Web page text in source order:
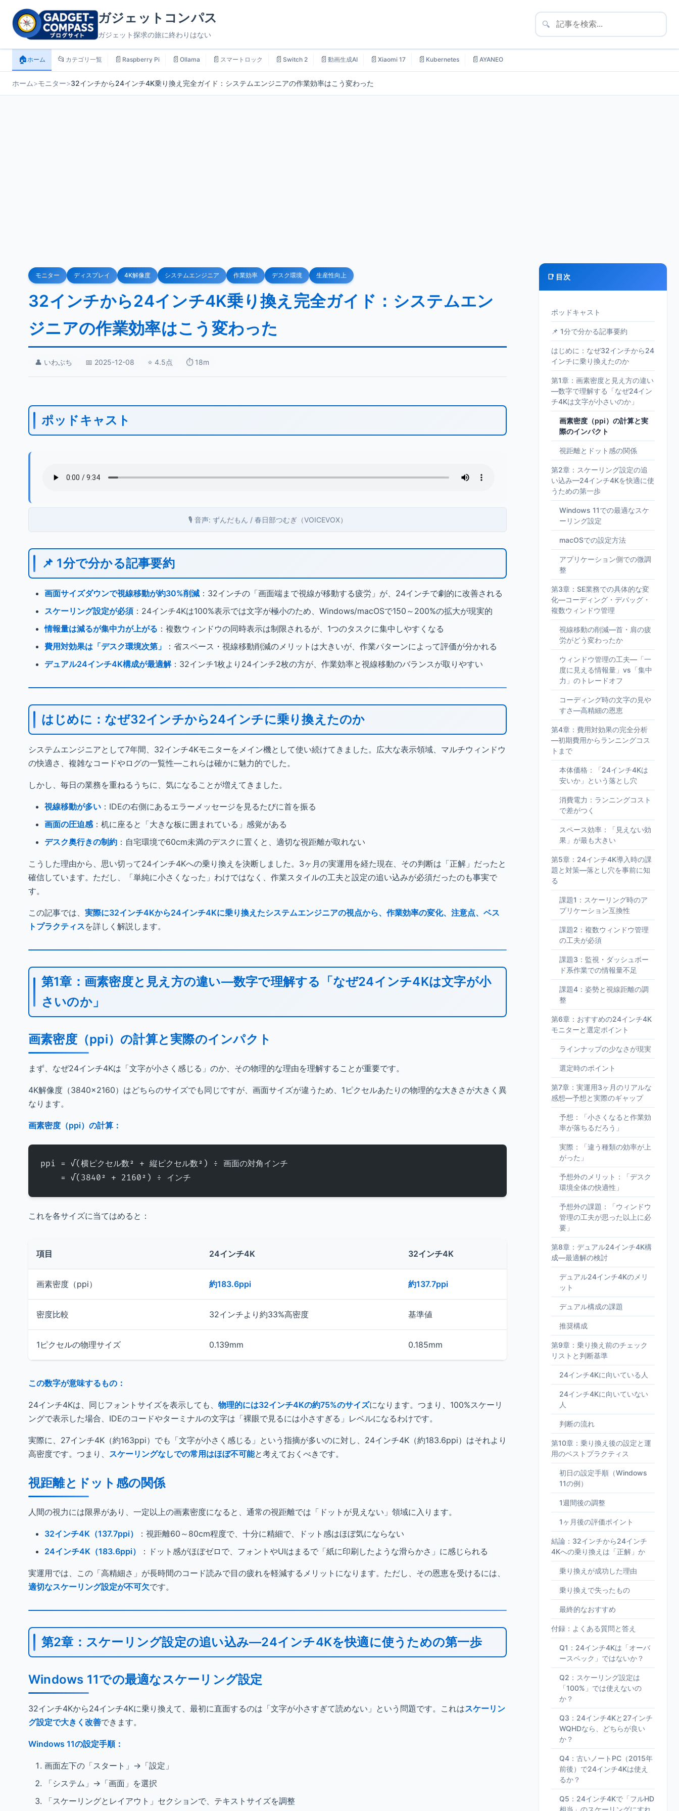
ガジェットコンパス
ガジェット探求の旅に終わりはない
🔍
🏠ホーム 📂 カテゴリ一覧 📄 Raspberry Pi 📄 Ollama 📄 スマートロック 📄 Switch 2 📄 動画生成AI 📄 Xiaomi 17 📄 Kubernetes 📄 AYANEO
ホーム>モニター>32インチから24インチ4K乗り換え完全ガイド：システムエンジニアの作業効率はこう変わった
モニター ディスプレイ 4K解像度 システムエンジニア 作業効率 デスク環境 生産性向上
32インチから24インチ4K乗り換え完全ガイド：システムエン
ジニアの作業効率はこう変わった
👤 いわぶち 📅 2025-12-08 ⭐ 4.5点 ⏱️ 18m
ポッドキャスト
🎙️ 音声: ずんだもん / 春日部つむぎ（VOICEVOX）
📌 1分で分かる記事要約
画面サイズダウンで視線移動が約30%削減 ：32インチの「画面端まで視線が移動する疲労」が、24インチで劇的に改善される
スケーリング設定が必須 ：24インチ4Kは100%表示では文字が極小のため、Windows/macOSで150～200%の拡大が現実的
情報量は減るが集中力が上がる ：複数ウィンドウの同時表示は制限されるが、1つのタスクに集中しやすくなる
費用対効果は「デスク環境次第」
：省スペース・視線移動削減のメリットは大きいが、作業パターンによって評価が分かれる
デュアル24インチ4K構成が最適解：32インチ1枚より24インチ2枚の方が、作業効率と視線移動のバランスが取りやすい
はじめに：なぜ32インチから24インチに乗り換えたのか
システムエンジニアとして7年間、32インチ4Kモニターをメイン機として使い続けてきました。広大な表示領域、マルチウィンドウ
の快適さ、複雑なコードやログの一覧性—これらは確かに魅力的でした。
しかし、毎日の業務を重ねるうちに、気になることが増えてきました。
視線移動が多い ：IDEの右側にあるエラーメッセージを見るたびに首を振る
画面の圧迫感：机に座ると「大きな板に囲まれている」感覚がある
デスク奥行きの制約 ：自宅環境で60cm未満のデスクに置くと、適切な視距離が取れない
こうした理由から、思い切って24インチ4Kへの乗り換えを決断しました。3ヶ月の実運用を経た現在、その判断は「正解」だったと
確信しています。ただし、「単純に小さくなった」わけではなく、作業スタイルの工夫と設定の追い込みが必須だったのも事実で
す。
この記事では、 実際に32インチ4Kから24インチ4Kに乗り換えたシステムエンジニアの視点から、作業効率の変化、注意点、ベス
トプラクティスを詳しく解説します。
第1章：画素密度と見え方の違い—数字で理解する「なぜ24インチ4Kは文字が小
さいのか」
画素密度（ppi）の計算と実際のインパクト
まず、なぜ24インチ4Kは「文字が小さく感じる」のか、その物理的な理由を理解することが重要です。
4K解像度（3840×2160）はどちらのサイズでも同じですが、画面サイズが違うため、1ピクセルあたりの物理的な大きさが大きく異
なります。
画素密度（ppi）の計算：
ppi = √(横ピクセル数² + 縦ピクセル数²) ÷ 画面の対角インチ
    = √(3840² + 2160²) ÷ インチ
これを各サイズに当てはめると：
項目 24インチ4K 32インチ4K
画素密度（ppi） 約183.6ppi 約137.7ppi
密度比較 32インチより約33%高密度 基準値
1ピクセルの物理サイズ 0.139mm 0.185mm
この数字が意味するもの：
24インチ4Kは、同じフォントサイズを表示しても、 物理的には32インチ4Kの約75%のサイズになります。つまり、100%スケーリ
ングで表示した場合、IDEのコードやターミナルの文字は「裸眼で見るには小さすぎる」レベルになるわけです。
実際に、27インチ4K（約163ppi）でも「文字が小さく感じる」という指摘が多いのに対し、24インチ4K（約183.6ppi）はそれより
高密度です。つまり、 スケーリングなしでの常用はほぼ不可能と考えておくべきです。
視距離とドット感の関係
人間の視力には限界があり、一定以上の画素密度になると、通常の視距離では「ドットが見えない」領域に入ります。
32インチ4K（137.7ppi）
：視距離60～80cm程度で、十分に精細で、ドット感はほぼ気にならない
24インチ4K（183.6ppi）
：ドット感がほぼゼロで、フォントやUIはまるで「紙に印刷したような滑らかさ」に感じられる
実運用では、この「高精細さ」が長時間のコード読みで目の疲れを軽減するメリットになります。ただし、その恩恵を受けるには、
適切なスケーリング設定が不可欠です。
第2章：スケーリング設定の追い込み—24インチ4Kを快適に使うための第一歩
Windows 11での最適なスケーリング設定
32インチ4Kから24インチ4Kに乗り換えて、最初に直面するのは「文字が小さすぎて読めない」という問題です。これはスケーリン
グ設定で大きく改善できます。
Windows 11の設定手順：
画面左下の「スタート」→「設定」
「システム」→「画面」を選択
「スケーリングとレイアウト」セクションで、テキストサイズを調整
📑 目次
ポッドキャスト
📌 1分で分かる記事要約
はじめに：なぜ32インチから24
インチに乗り換えたのか
第1章：画素密度と見え方の違い
—数字で理解する「なぜ24イン
チ4Kは文字が小さいのか」
画素密度（ppi）の計算と実
際のインパクト
視距離とドット感の関係
第2章：スケーリング設定の追
い込み—24インチ4Kを快適に使
うための第一歩
Windows 11での最適なスケ
ーリング設定
macOSでの設定方法
アプリケーション側での微調
整
第3章：SE業務での具体的な変
化—コーディング・デバッグ・
複数ウィンドウ管理
視線移動の削減—首・肩の疲
労がどう変わったか
ウィンドウ管理の工夫—「一
度に見える情報量」vs「集中
力」のトレードオフ
コーディング時の文字の見や
すさ—高精細の恩恵
第4章：費用対効果の完全分析
—初期費用からランニングコス
トまで
本体価格：「24インチ4Kは
安いか」という落とし穴
消費電力：ランニングコスト
で差がつく
スペース効率：「見えない効
果」が最も大きい
第5章：24インチ4K導入時の課
題と対策—落とし穴を事前に知
る
課題1：スケーリング時のア
プリケーション互換性
課題2：複数ウィンドウ管理
の工夫が必須
課題3：監視・ダッシュボー
ド系作業での情報量不足
課題4：姿勢と視線距離の調
整
第6章：おすすめの24インチ4K
モニターと選定ポイント
ラインナップの少なさが現実
選定時のポイント
第7章：実運用3ヶ月のリアルな
感想—予想と実際のギャップ
予想：「小さくなると作業効
率が落ちるだろう」
実際：「違う種類の効率が上
がった」
予想外のメリット：「デスク
環境全体の快適性」
予想外の課題：「ウィンドウ
管理の工夫が思った以上に必
要」
第8章：デュアル24インチ4K構
成—最適解の検討
デュアル24インチ4Kのメリ
ット
デュアル構成の課題
推奨構成
第9章：乗り換え前のチェック
リストと判断基準
24インチ4Kに向いている人
24インチ4Kに向いていない
人
判断の流れ
第10章：乗り換え後の設定と運
用のベストプラクティス
初日の設定手順（Windows
11の例）
1週間後の調整
1ヶ月後の評価ポイント
結論：32インチから24インチ
4Kへの乗り換えは「正解」か
乗り換えが成功した理由
乗り換えで失ったもの
最終的なおすすめ
付録：よくある質問と答え
Q1：24インチ4Kは「オーバ
ースペック」ではないか？
Q2：スケーリング設定は
「100%」では使えないの
か？
Q3：24インチ4Kと27インチ
WQHDなら、どちらが良い
か？
Q4：古いノートPC（2015年
前後）で24インチ4Kは使え
るか？
Q5：24インチ4Kで「フルHD
相当」のスケーリングにすれ